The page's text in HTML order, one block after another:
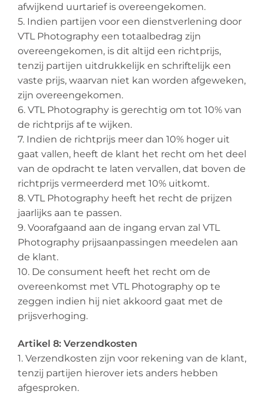
afwijkend uurtarief is overeengekomen.
5. Indien partijen voor een dienstverlening door
VTL Photography een totaalbedrag zijn
overeengekomen, is dit altijd een richtprijs,
tenzij partijen uitdrukkelijk en schriftelijk een
vaste prijs, waarvan niet kan worden afgeweken,
zijn overeengekomen.
6. VTL Photography is gerechtig om tot 10% van
de richtprijs af te wijken.
7. Indien de richtprijs meer dan 10% hoger uit
gaat vallen, heeft de klant het recht om het deel
van de opdracht te laten vervallen, dat boven de
richtprijs vermeerderd met 10% uitkomt.
8. VTL Photography heeft het recht de prijzen
jaarlijks aan te passen.
9. Voorafgaand aan de ingang ervan zal VTL
Photography prijsaanpassingen meedelen aan
de klant.
10. De consument heeft het recht om de
overeenkomst met VTL Photography op te
zeggen indien hij niet akkoord gaat met de
prijsverhoging.
Artikel 8: Verzendkosten
1. Verzendkosten zijn voor rekening van de klant,
tenzij partijen hierover iets anders hebben
afgesproken.